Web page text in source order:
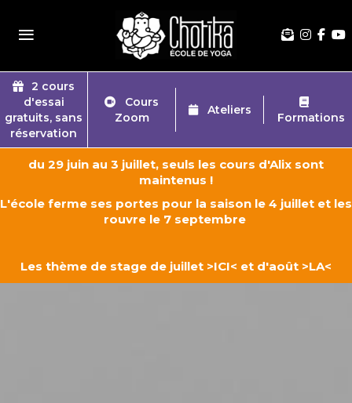
≡
2 cours
d'essai
gratuits, sans
réservation
Cours
Zoom
Ateliers
Formations
du 29 juin au 3 juillet, seuls les cours d'Alix sont
maintenus !
L'école ferme ses portes pour la saison le 4 juillet et les
rouvre le 7 septembre
Les thème de stage de juillet >ICI< et d'août >LA<